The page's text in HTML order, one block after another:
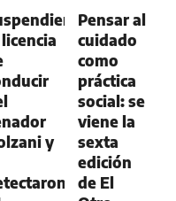
y
Pensar al
cuidado
como
práctica
social: se
viene la
sexta
edición
de El